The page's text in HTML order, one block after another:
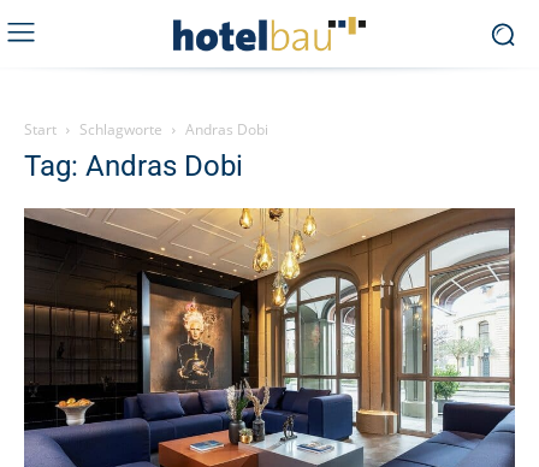
Start Schlagworte Andras Dobi
Tag: Andras Dobi